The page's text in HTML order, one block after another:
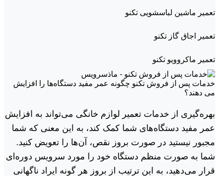
تعمیر ماشین لباسشویی تکنو
تعمیر اجاق گاز تکنو
تعمیر ماکروویو تکنو
خدمات پس از فروش تکنو چگونه عمر مفید دستگاه‌ها را افزایش
می دهند؟
بهره‌گیری از خدمات تعمیر لوازم خانگی می‌تواند به افزایش
عمر مفید دستگاه‌های شما کمک کند، به این معنی که شما
مجبور نیستید در صورت بروز نقص، آن‌ها را تعویض کنید.
شما به صورت منظم دستگاه خود را مورد سرویس دوره‌ای
قرار می‌دهید، به این ترتیب از بروز هر گونه ایراد ناگهانی